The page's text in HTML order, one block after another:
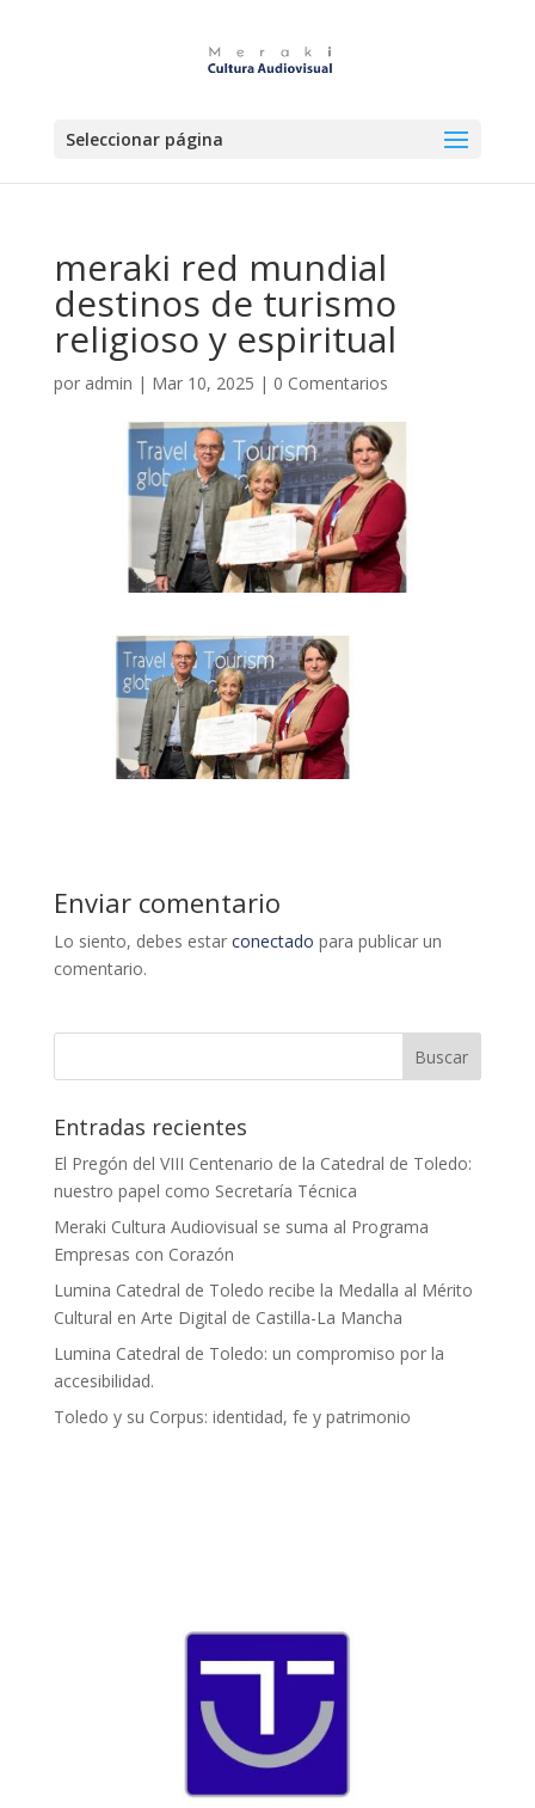
Seleccionar página
meraki red mundial
destinos de turismo
religioso y espiritual
por admin | Mar 10, 2025 | 0 Comentarios
Enviar comentario
Lo siento, debes estar conectado para publicar un
comentario.
Entradas recientes
El Pregón del VIII Centenario de la Catedral de Toledo:
nuestro papel como Secretaría Técnica
Meraki Cultura Audiovisual se suma al Programa
Empresas con Corazón
Lumina Catedral de Toledo recibe la Medalla al Mérito
Cultural en Arte Digital de Castilla-La Mancha
Lumina Catedral de Toledo: un compromiso por la
accesibilidad.
Toledo y su Corpus: identidad, fe y patrimonio